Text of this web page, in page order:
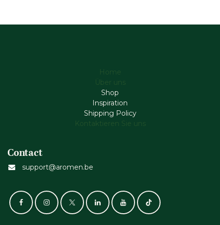
Home
Über uns
Shop
Inspiration
Shipping Policy
Kontaktieren Sie uns
Contact
support@aromen.be